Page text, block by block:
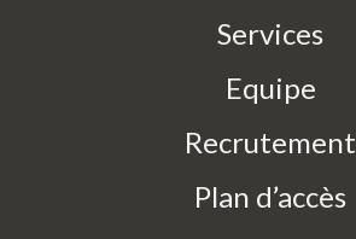
Services
Equipe
Recrutement
Plan d’accès